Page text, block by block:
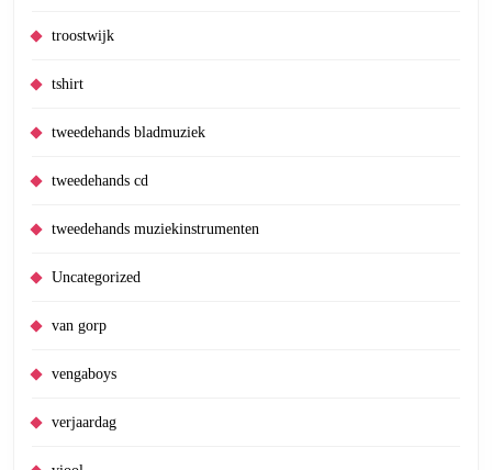
troostwijk
tshirt
tweedehands bladmuziek
tweedehands cd
tweedehands muziekinstrumenten
Uncategorized
van gorp
vengaboys
verjaardag